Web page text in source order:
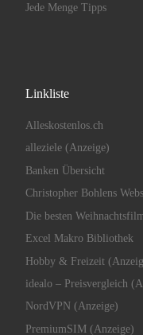
Jede Menge Tipps
Linkliste
Alleskostenlos.ch
alleziele (Anzeige)
Banken Übersicht
Christopher Bohlens
Die besten
Excel Makro Bibliothek
Hobby & Freizeit
idealo – Preisvergleich
NordVPN (Anzeige)
PremiumSIM (Anzeige)